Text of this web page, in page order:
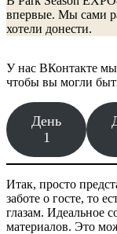
впервые. Мы сами
хотели донести.
У нас ВКонтакте мы
чтобы вы могли
День
1
Итак, просто
заботе о госте, то
глазам. Идеальное
материалов. Это